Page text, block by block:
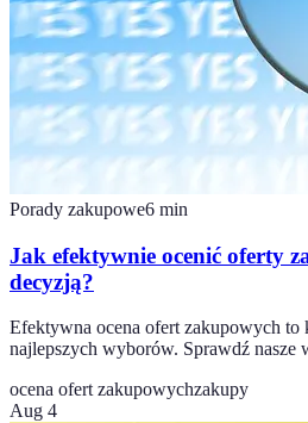
Porady zakupowe6 min
Jak efektywnie ocenić oferty
decyzją?
Efektywna ocena ofert zakupowych to
najlepszych wyborów. Sprawdź nasze
ocena ofert zakupowychzakupy
Aug 4